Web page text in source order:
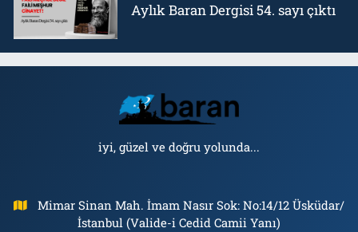
Aylık Baran Dergisi 54. sayı çıktı
iyi, güzel ve doğru yolunda...
Mimar Sinan Mah. İmam Nasır Sok: No:14/12 Üsküdar/
İstanbul (Valide-i Cedid Camii Yanı)